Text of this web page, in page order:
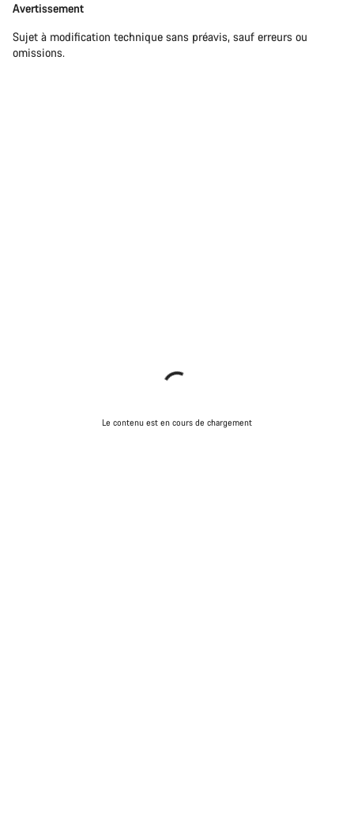
Avertissement
Sujet à modification technique sans préavis, sauf erreurs ou
omissions.
Le contenu est en cours de chargement